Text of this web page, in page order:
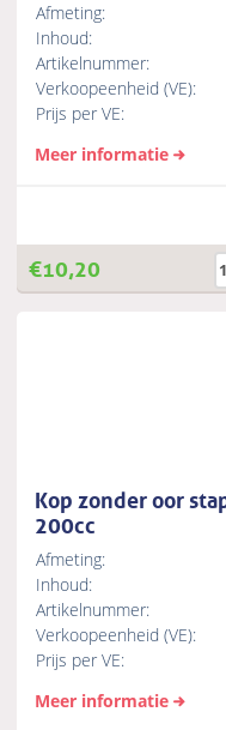
Afmeting:
Inhoud:
Artikelnummer:
Verkoopeenheid (VE):
Prijs per VE:
Meer informatie
€10,20
Kop zonder oor
200cc
Afmeting:
Inhoud:
Artikelnummer:
Verkoopeenheid (VE):
Prijs per VE:
Meer informatie